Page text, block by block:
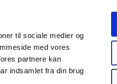
til sociale medier og
med vores
partnere kan
indsamlet fra din brug
Kontakt Udgivelser
af
Medicinsk